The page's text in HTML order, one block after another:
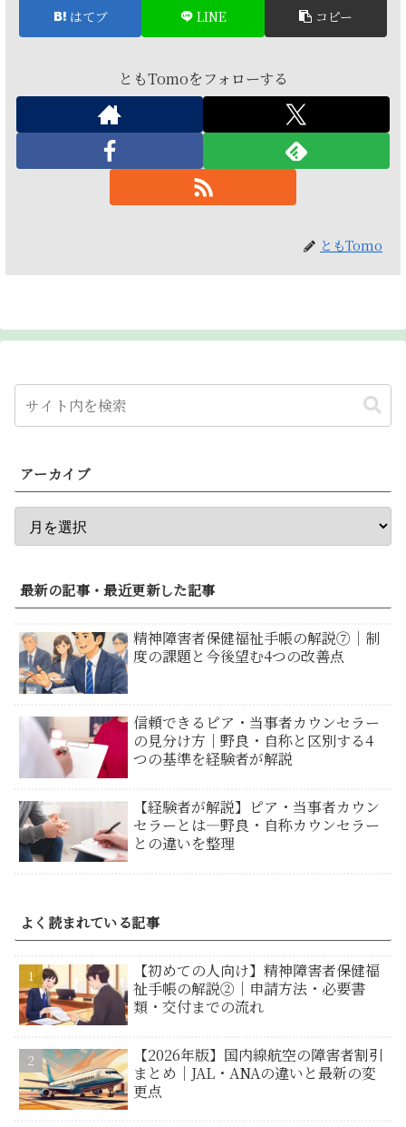
はてブ LINE コピー
ともTomoをフォローする
ともTomo
アーカイブ
最新の記事・最近更新した記事
精神障害者保健福祉手帳の解説⑦｜制
度の課題と今後望む4つの改善点
信頼できるピア・当事者カウンセラー
の見分け方｜野良・自称と区別する4
つの基準を経験者が解説
【経験者が解説】ピア・当事者カウン
セラーとは―野良・自称カウンセラー
との違いを整理
よく読まれている記事
【初めての人向け】精神障害者保健福
祉手帳の解説②｜申請方法・必要書
類・交付までの流れ
【2026年版】国内線航空の障害者割引
まとめ｜JAL・ANAの違いと最新の変
更点